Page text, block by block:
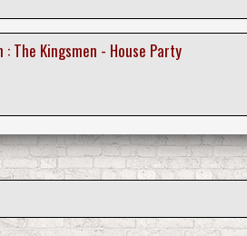
: The Kingsmen - House Party